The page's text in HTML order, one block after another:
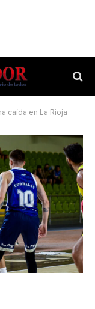
caída en La Rioja